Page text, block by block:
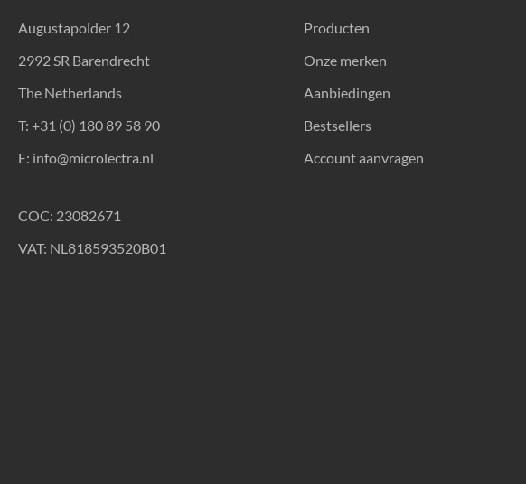
Augustapolder 12
2992 SR Barendrecht
The Netherlands
T: +31 (0) 180 89 58 90
E: info@microlectra.nl
COC: 23082671
VAT: NL818593520B01
Producten
Onze merken
Aanbiedingen
Bestsellers
Account aanvragen